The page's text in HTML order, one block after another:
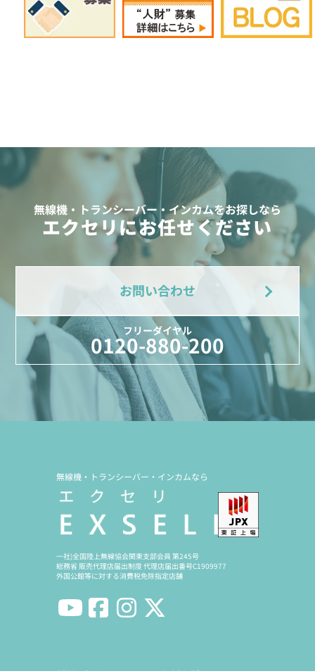
無線機・トランシーバー・インカムをお探しなら
エクセリにお任せください
お問い合わせ
フリーダイヤル
0120-880-200
無線機・トランシーバー・インカムなら
一社)全国陸上無線協会関東支部会員 第245号
総務省 販売代理店届出制度 代理店届出番号C1909977
外国公館等に対する消費税免除指定店舗